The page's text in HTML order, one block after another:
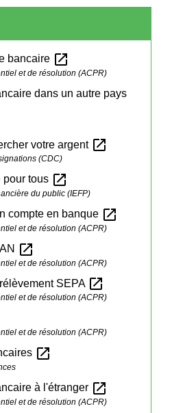
bancaire open_in_new
et de résolution (ACPR)
dans un autre pays
votre argent open_in_new
(CDC)
pour tous open_in_new
du public (IEFP)
compte en banque open_in_new
et de résolution (ACPR)
open_in_new
et de résolution (ACPR)
SEPA open_in_new
et de résolution (ACPR)
et de résolution (ACPR)
open_in_new
à l'étranger open_in_new
et de résolution (ACPR)